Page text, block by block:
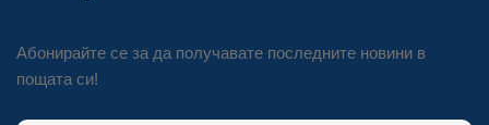
Абонирайте се за да получавате последните новини в
пощата си!